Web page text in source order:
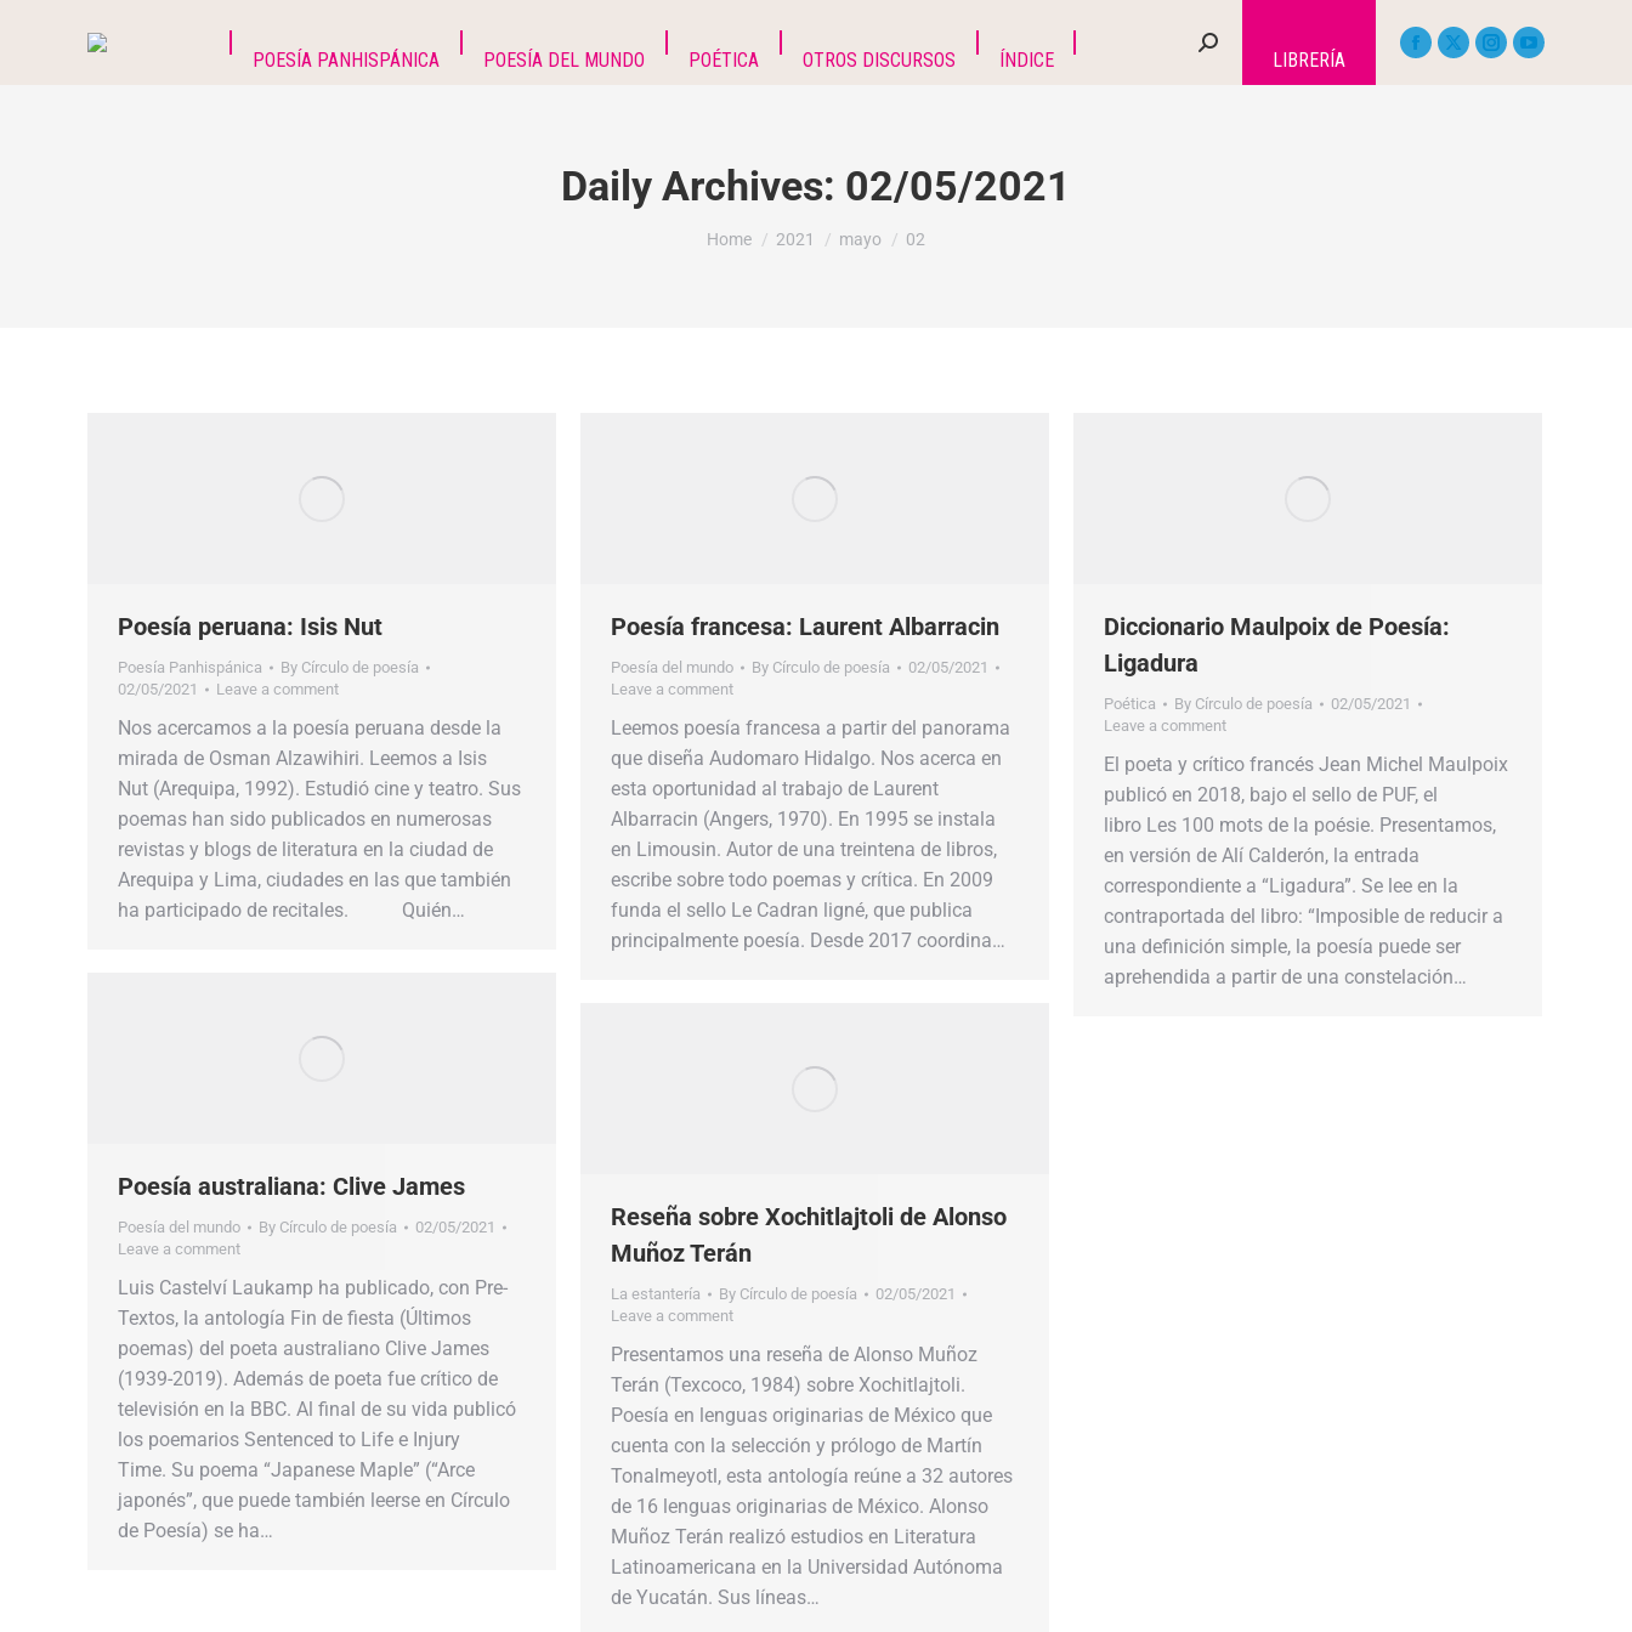
POESÍA PANHISPÁNICA POESÍA DEL MUNDO POÉTICA OTROS DISCURSOS ÍNDICE LIBRERÍA
Daily Archives: 02/05/2021
You are here:
Home 2021 mayo 02
Poesía peruana: Isis Nut
Poesía Panhispánica By Círculo de poesía
02/05/2021
Leave a comment
Nos acercamos a la poesía peruana desde la
mirada de Osman Alzawihiri. Leemos a Isis
Nut (Arequipa, 1992). Estudió cine y teatro. Sus
poemas han sido publicados en numerosas
revistas y blogs de literatura en la ciudad de
Arequipa y Lima, ciudades en las que también
ha participado de recitales. Quién…
Poesía francesa: Laurent Albarracin
Poesía del mundo By Círculo de poesía
02/05/2021
Leave a comment
Leemos poesía francesa a partir del panorama
que diseña Audomaro Hidalgo. Nos acerca en
esta oportunidad al trabajo de Laurent
Albarracin (Angers, 1970). En 1995 se instala
en Limousin. Autor de una treintena de libros,
escribe sobre todo poemas y crítica. En 2009
funda el sello Le Cadran ligné, que publica
principalmente poesía. Desde 2017 coordina…
Diccionario Maulpoix de Poesía:
Ligadura
Poética By Círculo de poesía
02/05/2021
Leave a comment
El poeta y crítico francés Jean Michel Maulpoix
publicó en 2018, bajo el sello de PUF, el
libro Les 100 mots de la poésie. Presentamos,
en versión de Alí Calderón, la entrada
correspondiente a “Ligadura”. Se lee en la
contraportada del libro: “Imposible de reducir a
una definición simple, la poesía puede ser
aprehendida a partir de una constelación…
Poesía australiana: Clive James
Poesía del mundo By Círculo de poesía
02/05/2021
Leave a comment
Luis Castelví Laukamp ha publicado, con Pre-
Textos, la antología Fin de fiesta (Últimos
poemas) del poeta australiano Clive James
(1939-2019). Además de poeta fue crítico de
televisión en la BBC. Al final de su vida publicó
los poemarios Sentenced to Life e Injury
Time. Su poema “Japanese Maple” (“Arce
japonés”, que puede también leerse en Círculo
de Poesía) se ha…
Reseña sobre Xochitlajtoli de Alonso
Muñoz Terán
La estantería By Círculo de poesía
02/05/2021
Leave a comment
Presentamos una reseña de Alonso Muñoz
Terán (Texcoco, 1984) sobre Xochitlajtoli.
Poesía en lenguas originarias de México que
cuenta con la selección y prólogo de Martín
Tonalmeyotl, esta antología reúne a 32 autores
de 16 lenguas originarias de México. Alonso
Muñoz Terán realizó estudios en Literatura
Latinoamericana en la Universidad Autónoma
de Yucatán. Sus líneas…